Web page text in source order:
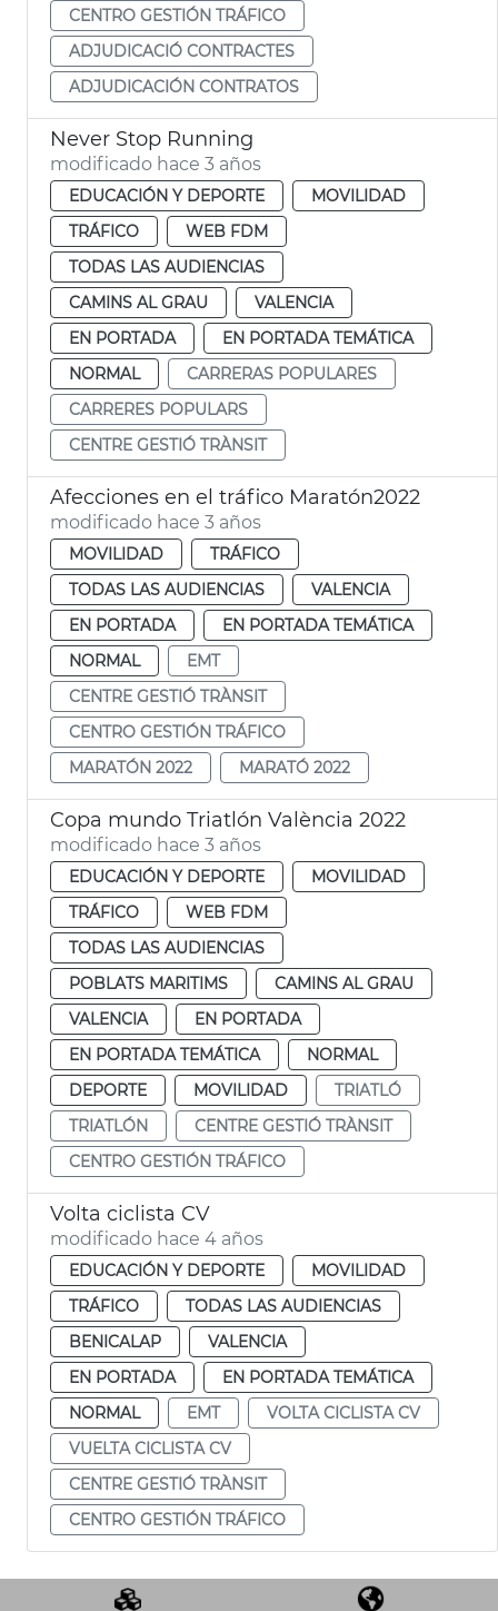
CENTRO GESTIÓN TRÁFICO
ADJUDICACIÓ CONTRACTES
ADJUDICACIÓN CONTRATOS
Never Stop Running
modificado hace 3 años
EDUCACIÓN Y DEPORTE
MOVILIDAD
TRÁFICO
WEB FDM
TODAS LAS AUDIENCIAS
CAMINS AL GRAU
VALENCIA
EN PORTADA
EN PORTADA TEMÁTICA
NORMAL
CARRERAS POPULARES
CARRERES POPULARS
CENTRE GESTIÓ TRÀNSIT
Afecciones en el tráfico Maratón2022
modificado hace 3 años
MOVILIDAD
TRÁFICO
TODAS LAS AUDIENCIAS
VALENCIA
EN PORTADA
EN PORTADA TEMÁTICA
NORMAL
EMT
CENTRE GESTIÓ TRÀNSIT
CENTRO GESTIÓN TRÁFICO
MARATÓN 2022
MARATÓ 2022
Copa mundo Triatlón València 2022
modificado hace 3 años
EDUCACIÓN Y DEPORTE
MOVILIDAD
TRÁFICO
WEB FDM
TODAS LAS AUDIENCIAS
POBLATS MARITIMS
CAMINS AL GRAU
VALENCIA
EN PORTADA
EN PORTADA TEMÁTICA
NORMAL
DEPORTE
MOVILIDAD
TRIATLÓ
TRIATLÓN
CENTRE GESTIÓ TRÀNSIT
CENTRO GESTIÓN TRÁFICO
Volta ciclista CV
modificado hace 4 años
EDUCACIÓN Y DEPORTE
MOVILIDAD
TRÁFICO
TODAS LAS AUDIENCIAS
BENICALAP
VALENCIA
EN PORTADA
EN PORTADA TEMÁTICA
NORMAL
EMT
VOLTA CICLISTA CV
VUELTA CICLISTA CV
CENTRE GESTIÓ TRÀNSIT
CENTRO GESTIÓN TRÁFICO